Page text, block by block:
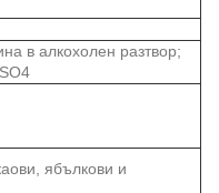
в алкохолен разтвор;
ябълкови и